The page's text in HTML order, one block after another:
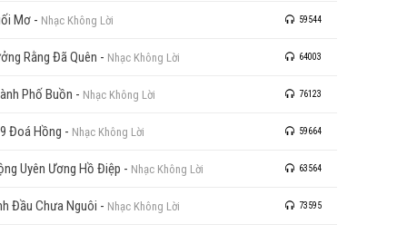
Mơ - Nhạc Không Lời 59544
Rằng Đã Quên - Nhạc Không Lời 64003
Phố Buồn - Nhạc Không Lời 76123
Đoá Hồng - Nhạc Không Lời 59664
Uyên Ương Hồ Điệp - Nhạc Không Lời 63564
Đầu Chưa Nguôi - Nhạc Không Lời 73595